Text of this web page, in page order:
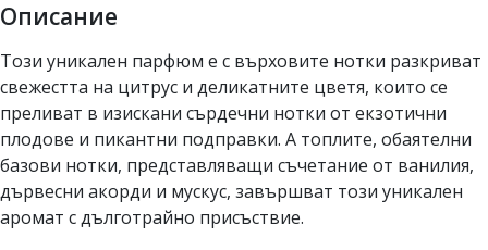
Описание
Този уникален парфюм е с върховите нотки разкриват
свежестта на цитрус и деликатните цветя, които се
преливат в изискани сърдечни нотки от екзотични
плодове и пикантни подправки. А топлите, обаятелни
базови нотки, представляващи съчетание от ванилия,
дървесни акорди и мускус, завършват този уникален
аромат с дълготрайно присъствие.